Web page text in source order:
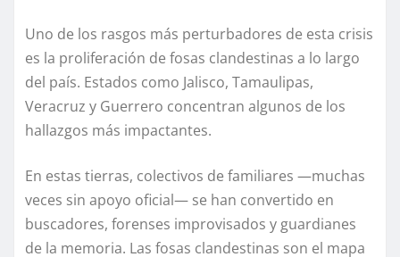
Uno de los rasgos más perturbadores de esta crisis
es la proliferación de fosas clandestinas a lo largo
del país. Estados como Jalisco, Tamaulipas,
Veracruz y Guerrero concentran algunos de los
hallazgos más impactantes.
En estas tierras, colectivos de familiares —muchas
veces sin apoyo oficial— se han convertido en
buscadores, forenses improvisados y guardianes
de la memoria. Las fosas clandestinas son el mapa